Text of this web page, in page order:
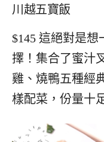
川越五寶飯
$145 這絕對是
擇！集合了蜜汁
雞、燒鴨五種經
樣配菜，份量十